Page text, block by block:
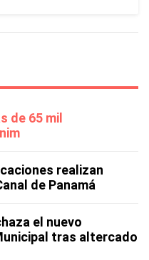
de 65 mil
realizan
de Panamá
el nuevo
tras altercado